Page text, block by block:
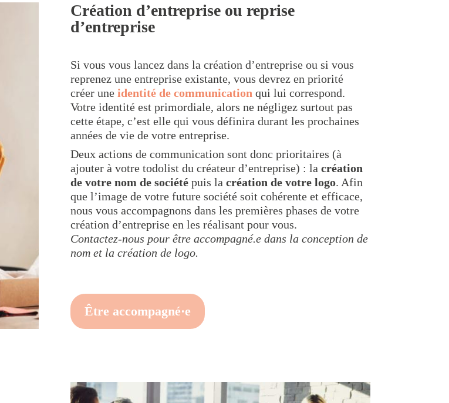
Création d’entreprise ou reprise
d’entreprise
Si vous vous lancez dans la création d’entreprise ou si vous
reprenez une entreprise existante, vous devrez en priorité
créer une identité de communication qui lui correspond.
Votre identité est primordiale, alors ne négligez surtout pas
cette étape, c’est elle qui vous définira durant les prochaines
années de vie de votre entreprise.
Deux actions de communication sont donc prioritaires (à
ajouter à votre todolist du créateur d’entreprise) : la création
de votre nom de sociétépuis la création de votre logo. Afin
que l’image de votre future société soit cohérente et efficace,
nous vous accompagnons dans les premières phases de votre
création d’entreprise en les réalisant pour vous.
Contactez-nous pour être accompagné.e dans la conception de
nom et la création de logo.
Être accompagné·e